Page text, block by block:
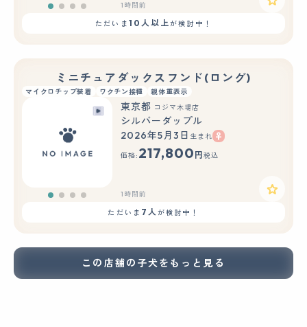
1時間前
ただいま 10人以上が検討中！
ミニチュアダックスフンド(ロング)
マイクロチップ装着 ワクチン接種 親体重表示
東京都 コジマ木場店
シルバーダップル
2026年5月3日 生まれ
価格: 217,800 円 税込
1時間前
ただいま 7人が検討中！
この店舗の子犬をもっと見る